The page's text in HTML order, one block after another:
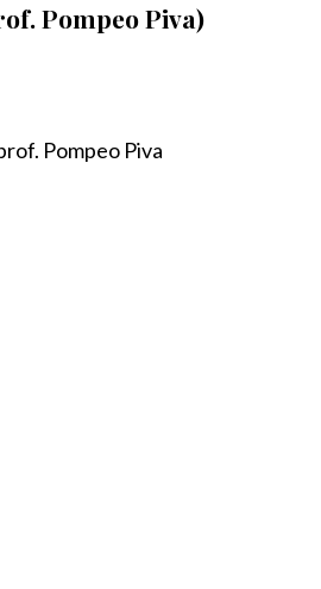
Pompeo Piva)
Pompeo Piva